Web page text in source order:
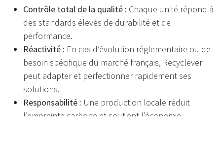
Contrôle total de la qualité : Chaque unité répond à
des standards élevés de durabilité et de
performance.
Réactivité : En cas d’évolution réglementaire ou de
besoin spécifique du marché français, Recyclever
peut adapter et perfectionner rapidement ses
solutions.
Responsabilité : Une production locale réduit
l’empreinte carbone et soutient l’économie